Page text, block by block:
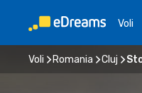
Voli
Voli Romania Cluj